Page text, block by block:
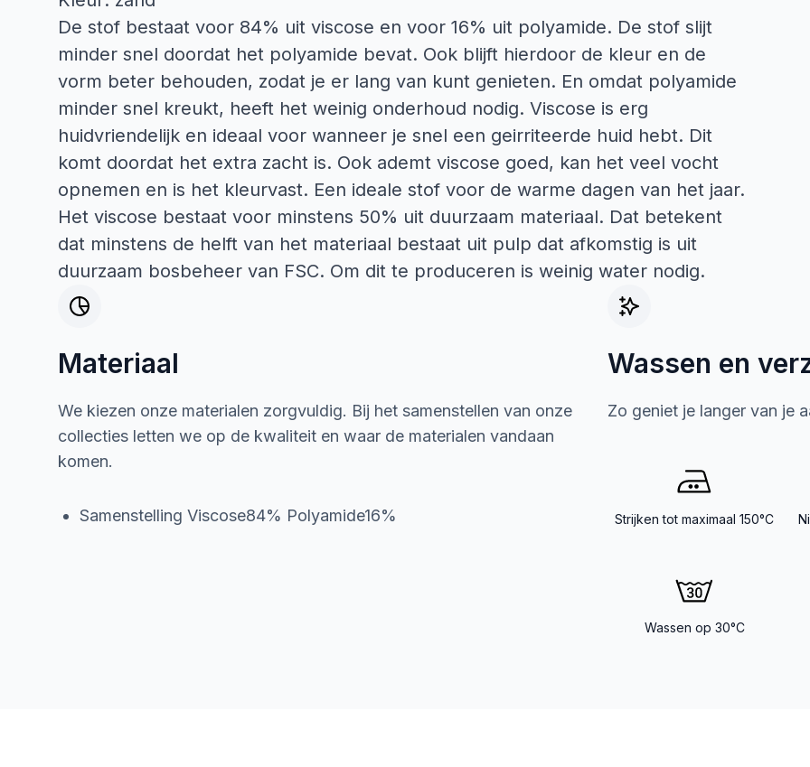
De stof bestaat voor 84% uit viscose en voor 16% uit polyamide. De stof slijt
minder snel doordat het polyamide bevat. Ook blijft hierdoor de kleur en de
vorm beter behouden, zodat je er lang van kunt genieten. En omdat polyamide
minder snel kreukt, heeft het weinig onderhoud nodig. Viscose is erg
huidvriendelijk en ideaal voor wanneer je snel een geirriteerde huid hebt. Dit
komt doordat het extra zacht is. Ook ademt viscose goed, kan het veel vocht
opnemen en is het kleurvast. Een ideale stof voor de warme dagen van het jaar.
Het viscose bestaat voor minstens 50% uit duurzaam materiaal. Dat betekent
dat minstens de helft van het materiaal bestaat uit pulp dat afkomstig is uit
duurzaam bosbeheer van FSC. Om dit te produceren is weinig water nodig.
Materiaal
We kiezen onze materialen zorgvuldig. Bij het samenstellen van onze
collecties letten we op de kwaliteit en waar de materialen vandaan
komen.
Samenstelling Viscose84% Polyamide16%
Wassen en
Zo geniet je langer van je
Strijken tot maximaal 150°C
Wassen op 30°C